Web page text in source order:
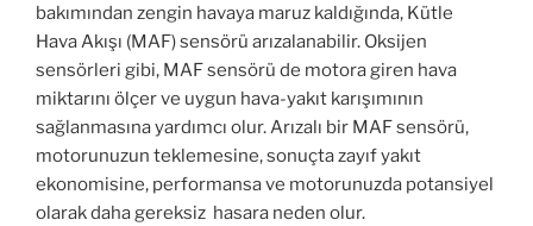
bakımından zengin havaya maruz kaldığında, Kütle
Hava Akışı (MAF) sensörü arızalanabilir. Oksijen
sensörleri gibi, MAF sensörü de motora giren hava
miktarını ölçer ve uygun hava-yakıt karışımının
sağlanmasına yardımcı olur. Arızalı bir MAF sensörü,
motorunuzun teklemesine, sonuçta zayıf yakıt
ekonomisine, performansa ve motorunuzda potansiyel
olarak daha gereksiz hasara neden olur.